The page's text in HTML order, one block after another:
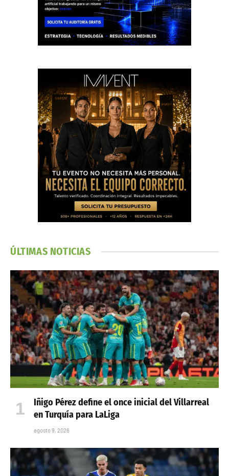
ÚLTIMAS NOTICIAS
Iñigo Pérez define el once inicial del Villarreal
en Turquía para LaLiga
agosto 9, 2026